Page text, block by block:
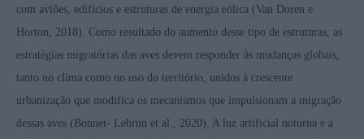
com aviões, edifícios e estruturas de energia eólica (Van Doren e
Horton, 2018). Como resultado do aumento desse tipo de estruturas, as
estratégias migratórias das aves devem responder às mudanças globais,
tanto no clima como no uso do território, unidos à crescente
urbanização que modifica os mecanismos que impulsionam a migração
dessas aves (Bonnet- Lebrun et al., 2020). A luz artificial noturna e a